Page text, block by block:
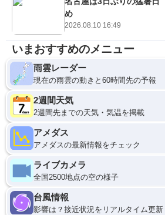
め
2026.08.10 16:49
いまおすすめのメニュー
雨雲レーダー
現在の雨雲の動きと60時間先の予報
2週間天気
2週間先までの天気・気温を掲載
アメダス
アメダスの最新情報をチェック
ライブカメラ
全国2500地点の空の様子
台風情報
影響は？接近状況をリアルタイム更新